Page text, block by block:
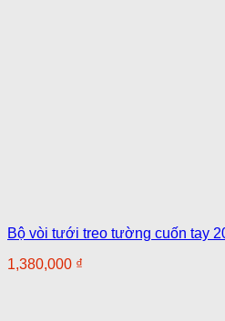
Bộ vòi tưới treo tường cuốn tay
1,380,000 ₫